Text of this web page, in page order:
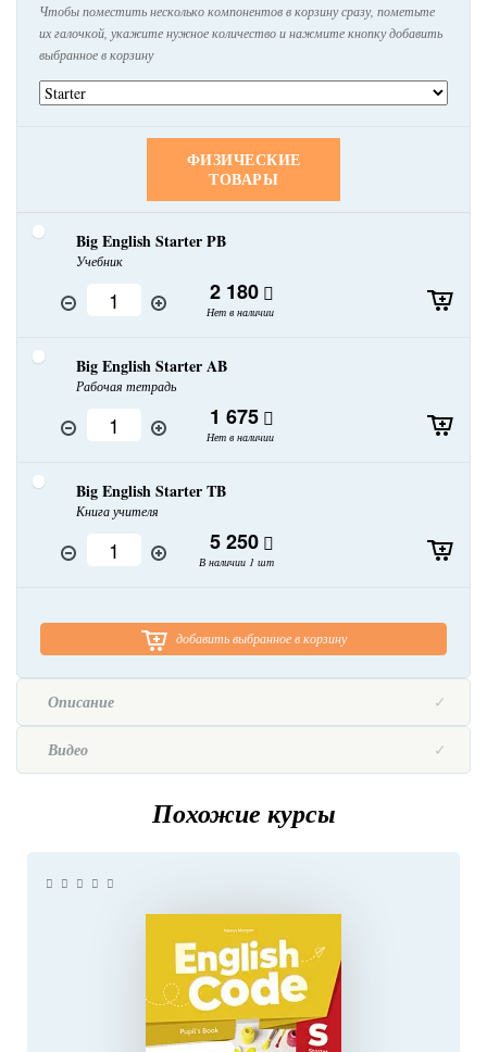
Чтобы поместить несколько компонентов в корзину сразу, пометьте
их галочкой, укажите нужное количество и нажмите кнопку добавить
выбранное в корзину
ФИЗИЧЕСКИЕ
ТОВАРЫ
Big English Starter PB
Учебник
2 180
Нет в наличии
Big English Starter AB
Рабочая тетрадь
1 675
Нет в наличии
Big English Starter TB
Книга учителя
5 250
В наличии 1 шт
добавить выбранное в корзину
Описание
Видео
Похожие курсы